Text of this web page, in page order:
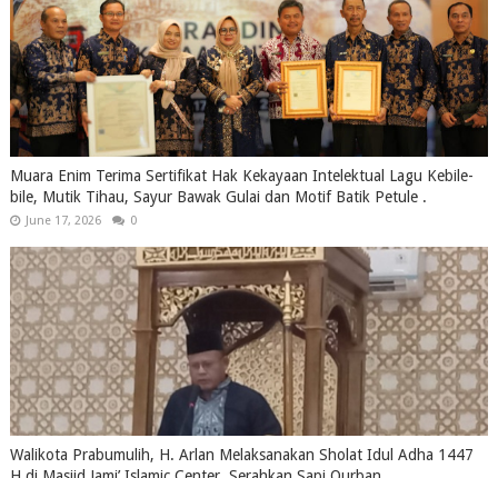
Muara Enim Terima Sertifikat Hak Kekayaan Intelektual Lagu Kebile-
bile, Mutik Tihau, Sayur Bawak Gulai dan Motif Batik Petule .
June 17, 2026 0
Walikota Prabumulih, H. Arlan Melaksanakan Sholat Idul Adha 1447